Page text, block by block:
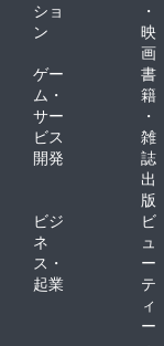
ショ
ン
・
映
画
ゲー
ム・
サー
ビス
開発
書
籍
・
雑
誌
出
版
ビジ
ネ
ス・
起業
ビ
ュ
ー
テ
ィ
ー